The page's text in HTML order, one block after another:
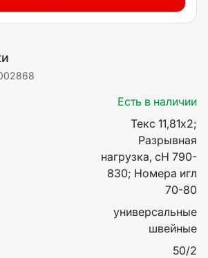
Есть в наличии
Текс 11,81х2;
Разрывная
нагрузка, сН 790-
830; Номера игл
70-80
универсальные
швейные
50/2